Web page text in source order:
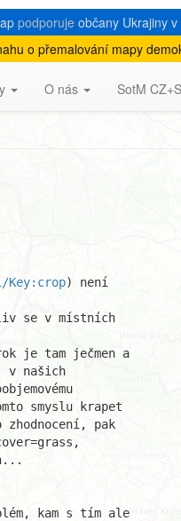
podporuje občany Ukrajiny
o přemalování mapy
O nás SotM
) není
se v místních
je tam ječmen a
v našich
smyslu krapet
pak
kam s tím ale